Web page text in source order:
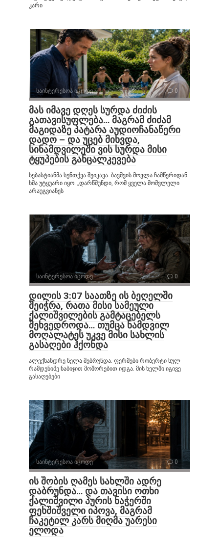
კარი
საინტერესოა იცოდე 0
მას იმავე დღეს სურდა ძიძის
გათავისუფლება… მაგრამ ძიძამ
მაგიდაზე პატარა აუდიოჩანაწერი
დადო – და უცებ მიხვდა,
სინამდვილეში ვის სურდა მისი
ტყუპების განცალკევება
სებასტიანმა სუნთქვა შეიკავა. ბავშვის მოვლა ჩამწერიდან
ხმა უტყუარი იყო. „დარწმუნდი, რომ ყველა მომვლელი
არაუგვიანეს
საინტერესოა იცოდე 0
დილის 3:07 საათზე ის ბეღელში
შეიჭრა, რათა მისი სამეული
ქალიშვილების გამტაცებელს
შეხვედროდა… თუმცა ნამდვილ
მოღალატეს უკვე მისი სახლის
გასაღები ჰქონდა
ალექსანდრე ნელა შებრუნდა. ფერმები რობერტი სულ
რამდენიმე ნაბიჯით მოშორებით იდგა. მის ხელში იგივე
გასაღებები
საინტერესოა იცოდე 0
ის შობის ღამეს სახლში ადრე
დაბრუნდა… და თავისი ოთხი
ქალიშვილი პურის ნაჭერში
ფეხშიშველი იპოვა, მაგრამ
ჩაკეტილ კარს მიღმა უარესი
ელოდა